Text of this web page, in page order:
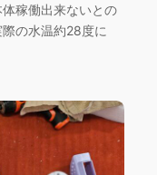
稼働出来ないとの
の水温約28度に